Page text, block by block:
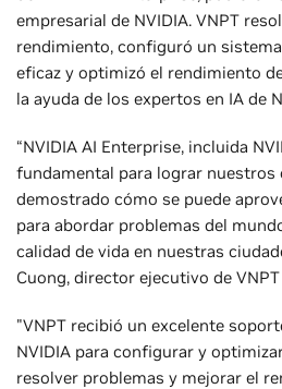
empresarial de NVIDIA. VNPT
rendimiento, configuró un
eficaz y optimizó el rendimiento
la ayuda de los expertos en IA de
“NVIDIA AI Enterprise, incluida
fundamental para lograr nuestros
demostrado cómo se puede
para abordar problemas del
calidad de vida en nuestras
Cuong, director ejecutivo de VNPT
"VNPT recibió un excelente
NVIDIA para configurar y
resolver problemas y mejorar el